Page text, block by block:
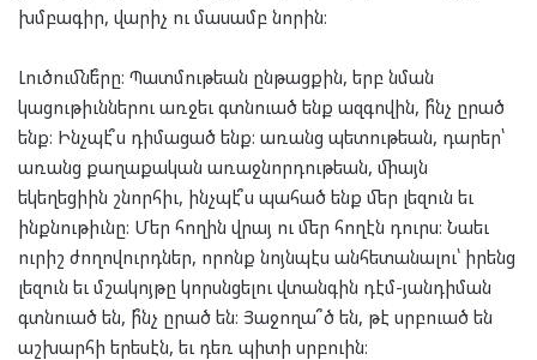
խմբագիր, վարիչ ու մասամբ նորին։
Լուծումնե՞րը։ Պատմութեան ընթացքին, երբ նման
կացութիւններու առջեւ գտնուած ենք ազգովին, ի՞նչ ըրած
ենք։ Ինչպէ՞ս դիմացած ենք։ առանց պետութեան, դարեր՝
առանց քաղաքական առաջնորդութեան, միայն
եկեղեցիին շնորհիւ, ինչպէ՞ս պահած ենք մեր լեզուն եւ
ինքնութիւնը։ Մեր հողին վրայ ու մեր հողէն դուրս։ Նաեւ
ուրիշ ժողովուրդներ, որոնք նոյնպէս անհետանալու՝ իրենց
լեզուն եւ մշակոյթը կորսնցելու վտանգին դէմ-յանդիման
գտնուած են, ի՞նչ ըրած են։ Յաջողա՞ծ են, թէ սրբուած են
աշխարհի երեսէն, եւ դեռ պիտի սրբուին։